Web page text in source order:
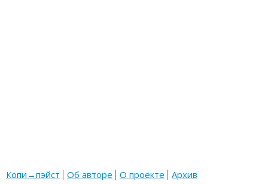
Копи→пэйст Об авторе О проекте Архив